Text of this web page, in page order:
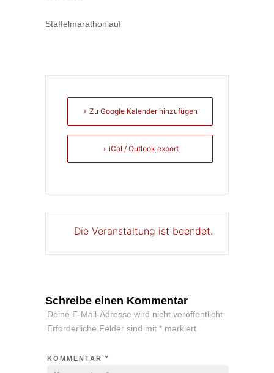
Staffelmarathonlauf
+ Zu Google Kalender hinzufügen
+ iCal / Outlook export
Die Veranstaltung ist beendet.
Schreibe einen Kommentar
Deine E-Mail-Adresse wird nicht veröffentlicht.
Erforderliche Felder sind mit *markiert
KOMMENTAR *